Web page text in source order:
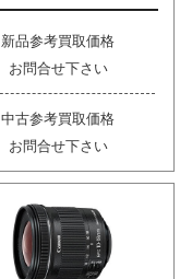
新品参考買取価格
お問合せ下さい
中古参考買取価格
お問合せ下さい